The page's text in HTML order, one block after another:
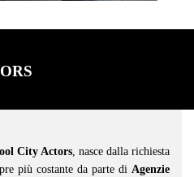
City Actors, nasce dalla richiesta
più costante da parte di Agenzie